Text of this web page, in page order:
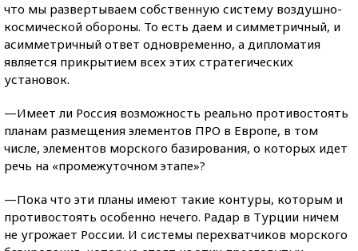
что мы развертываем собственную систему воздушно-
космической обороны. То есть даем и симметричный, и
асимметричный ответ одновременно, а дипломатия
является прикрытием всех этих стратегических
установок.
—Имеет ли Россия возможность реально противостоять
планам размещения элементов ПРО в Европе, в том
числе, элементов морского базирования, о которых идет
речь на «промежуточном этапе»?
—Пока что эти планы имеют такие контуры, которым и
противостоять особенно нечего. Радар в Турции ничем
не угрожает России. И системы перехватчиков морского